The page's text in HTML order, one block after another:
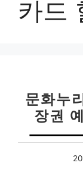
카드
문화누
장권